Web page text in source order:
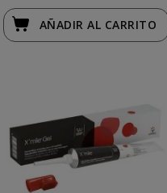
AÑADIRAL CARRITO